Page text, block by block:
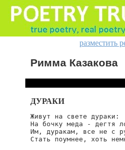
разместить
Римма Казакова
ДУРАКИ
Живут на свете дураки:
На бочку меда - дегтя
Им, дуракам, все не с
Стать поумнее, хоть